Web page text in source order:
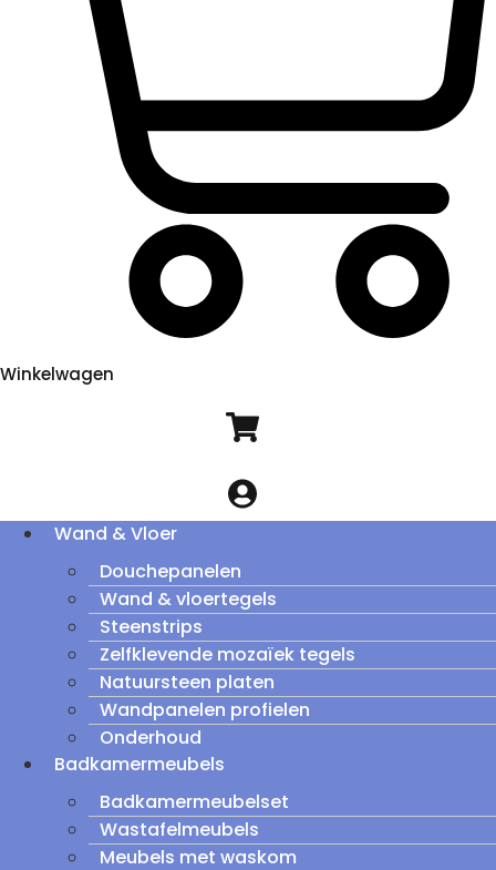
Winkelwagen
Wand & Vloer
Douchepanelen
Wand & vloertegels
Steenstrips
Zelfklevende mozaïek tegels
Natuursteen platen
Wandpanelen profielen
Onderhoud
Badkamermeubels
Badkamermeubelset
Wastafelmeubels
Meubels met waskom